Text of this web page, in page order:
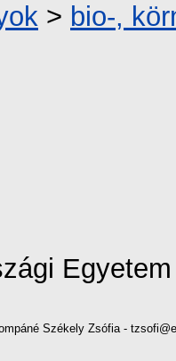
> bio-,
Egyetem
Székely Zsófia -